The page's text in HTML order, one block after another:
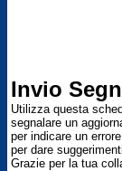
Invio
Utilizza questa
segnalare un
per indicare un
per dare
Grazie per la tua